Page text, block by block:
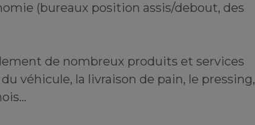
(bureaux position assis/debout, des
de nombreux produits et services
véhicule, la livraison de pain, le pressing,